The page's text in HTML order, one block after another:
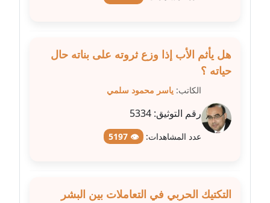
عاملة
عاملة
مدونة صفاء فوزي
عاملة
هل يأثم الأب إذا وزع ثروته على بناته حال
حياته ؟
الكاتب: ياسر محمود سلمي
رقم التوثيق: 5334
عدد المشاهدات: 👁 5197
التكتيك الحربي في التعاملات بين البشر